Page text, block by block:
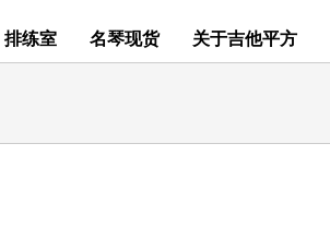
排练室 名琴现货 关于吉他平方